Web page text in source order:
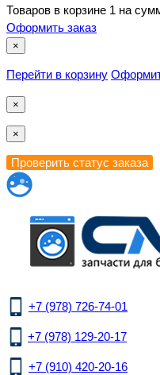
Товаров в корзине 1 на
Оформить заказ
×
Перейти в корзину
×
×
+7 (978) 726-74-01
+7 (978) 129-20-17
+7 (910) 420-20-16